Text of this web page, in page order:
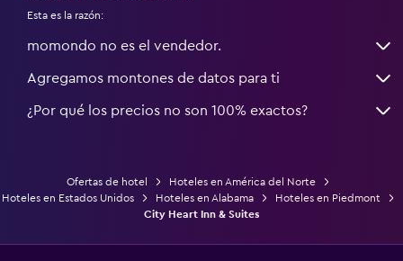
Esta es la razón:
momondo no es el vendedor.
Agregamos montones de datos para ti
¿Por qué los precios no son 100% exactos?
Ofertas de hotel
Hoteles en América del Norte
Hoteles en Estados Unidos
Hoteles en Alabama
Hoteles en Piedmont
City Heart Inn & Suites